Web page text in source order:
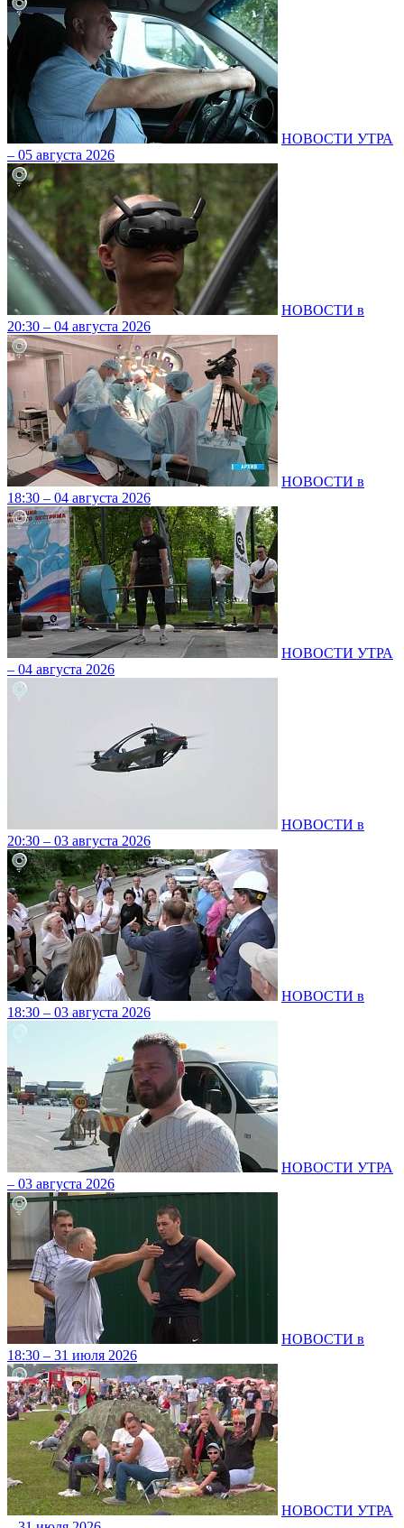
НОВОСТИ УТРА
– 05 августа 2026
НОВОСТИ в
20:30 – 04 августа 2026
НОВОСТИ в
18:30 – 04 августа 2026
НОВОСТИ УТРА
– 04 августа 2026
НОВОСТИ в
20:30 – 03 августа 2026
НОВОСТИ в
18:30 – 03 августа 2026
НОВОСТИ УТРА
– 03 августа 2026
НОВОСТИ в
18:30 – 31 июля 2026
НОВОСТИ УТРА